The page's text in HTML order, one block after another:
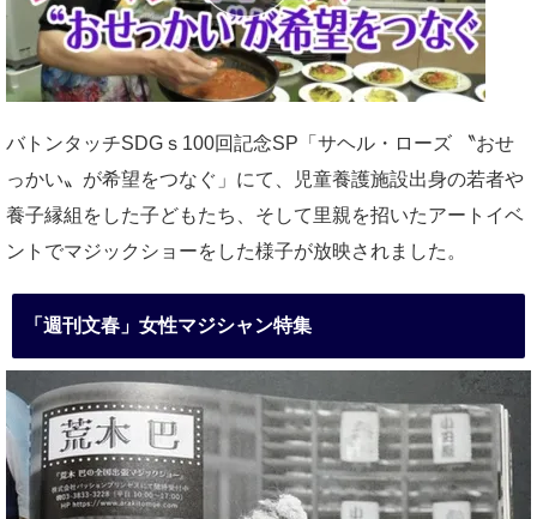
バトンタッチSDGｓ100回記念SP「サヘル・ローズ 〝おせ
っかい〟が希望をつなぐ」にて、児童養護施設出身の若者や
養子縁組をした子どもたち、そして里親を招いたアートイベ
ントでマジックショーをした様子が放映されました。
「週刊文春」女性マジシャン特集